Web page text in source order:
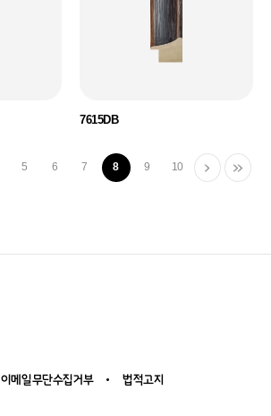
7615DB
5 6 7 8 9 10
이메일무단수집거부 법적고지